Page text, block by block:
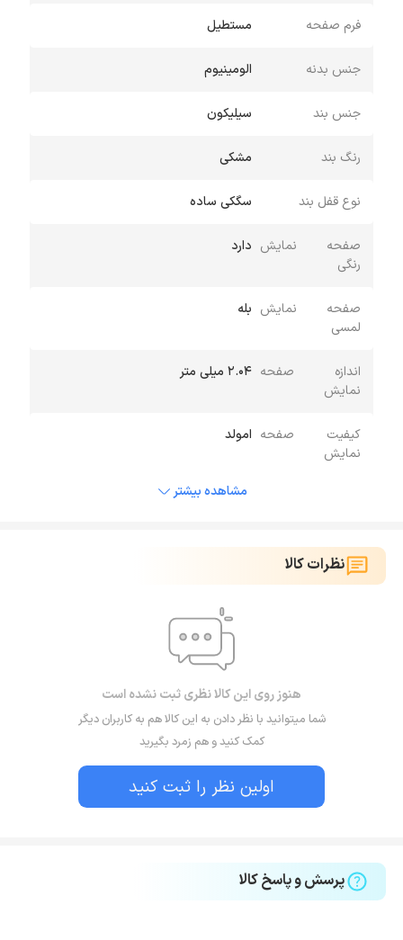
فرم صفحه مستطیل
جنس بدنه الومینیوم
جنس بند سیلیکون
رنگ بند مشکی
نوع قفل بند سگکی ساده
صفحه نمایش
رنگی
دارد
صفحه نمایش
لمسی
بله
اندازه صفحه
نمایش
2.04 میلی متر
کیفیت صفحه
نمایش
امولد
مشاهده بیشتر
نظرات کالا
هنوز روی این کالا نظری ثبت نشده است
شما میتوانید با نظر دادن به این کالا هم به کاربران دیگر
کمک کنید و هم زمرد بگیرید
اولین نظر را ثبت کنید
پرسش و پاسخ کالا